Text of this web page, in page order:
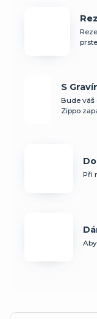
S
Bude váš
Zippo
Při